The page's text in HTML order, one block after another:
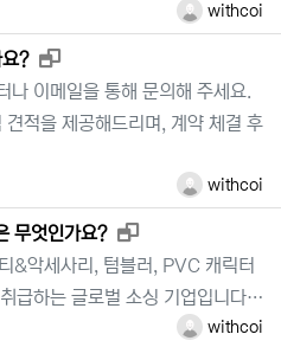
등록자withcoi
?
새창으로 보기
나 이메일을 통해 문의해 주세요.
적을 제공해드리며, 계약 체결 후
등록자withcoi
무엇인가요?
새창으로 보기
&악세사리, 텀블러, PVC 캐릭터
급하는 글로벌 소싱 기업입니다…
등록자withcoi